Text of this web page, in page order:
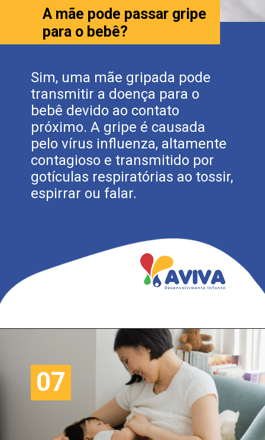
A mãe pode passar gripe
para o bebê?
Sim, uma mãe gripada pode
transmitir a doença para o
bebê devido ao contato
próximo. A gripe é causada
pelo vírus influenza, altamente
contagioso e transmitido por
gotículas respiratórias ao tossir,
espirrar ou falar.
07
07